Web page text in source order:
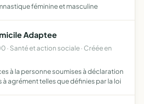
féminine et masculine
Adaptee
· Santé et action sociale · Créée en
à la personne soumises à déclaration
à agrément telles que définies par la loi